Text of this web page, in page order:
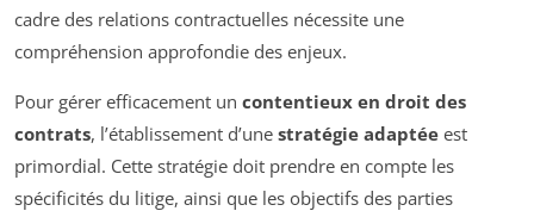
cadre des relations contractuelles nécessite une
compréhension approfondie des enjeux.
Pour gérer efficacement un contentieux en droit des
contrats, l’établissement d’une stratégie adaptée est
primordial. Cette stratégie doit prendre en compte les
spécificités du litige, ainsi que les objectifs des parties